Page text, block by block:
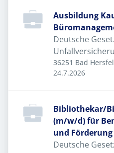
Ausbildung
Deutsche
36251 Bad
Veröffentlicht
24.7.2026
Bibliothekar/
(m/w/d) für
und
Deutsche